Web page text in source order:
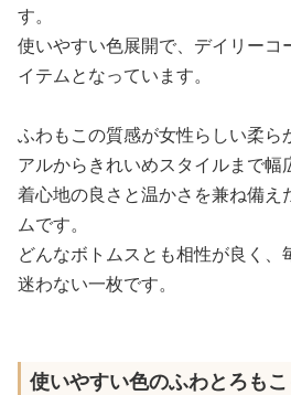
す。
使いやすい色展開で、デイリーコ
イテムとなっています。
ふわもこの質感が女性らしい柔ら
アルからきれいめスタイルまで幅
着心地の良さと温かさを兼ね備え
ムです。
どんなボトムスとも相性が良く
迷わない一枚です。
使いやすい色のふわとろも